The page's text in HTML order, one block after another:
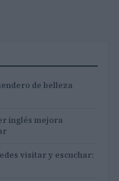
de belleza
inglés mejora
visitar y escuchar: